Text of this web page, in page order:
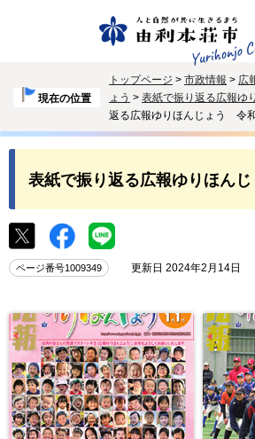
現在の位置
トップページ > 市政情報 > 広
ょう > 表紙で振り返る広報ゆ
返る広報ゆりほんじょう 令
表紙で振り返る広報ゆりほん
ページ番号1009349 更新日 2024年2月14日